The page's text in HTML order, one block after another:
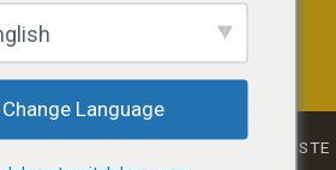
LISTE
Change Language